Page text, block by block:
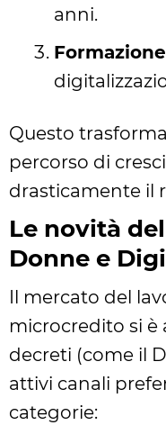
anni.
Questo
percorso di
drasticamente il
Le novità
Donne e
Il mercato del
microcredito si è
decreti (come il
attivi canali
categorie: